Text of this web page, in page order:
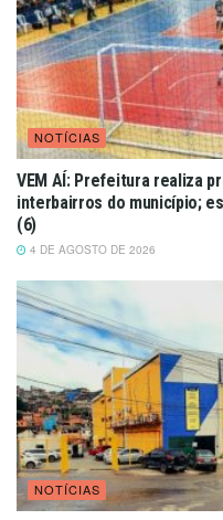
NOTÍCIAS
VEM AÍ: Prefeitura realiza
interbairros do município;
(6)
4 DE AGOSTO DE 2026
NOTÍCIAS